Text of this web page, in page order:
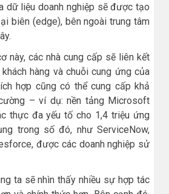
dữ liệu doanh nghiệp sẽ được tạo
biên (edge), bên ngoài trung tâm
này, các nhà cung cấp sẽ liên kết
hàng và chuỗi cung ứng của
hợp cũng có thể cung cấp khả
– ví dụ: nền tảng Microsoft
thực đa yếu tố cho 1,4 triệu ứng
trong số đó, như ServiceNow,
được các doanh nghiệp sử
ta sẽ nhìn thấy nhiều sự hợp tác